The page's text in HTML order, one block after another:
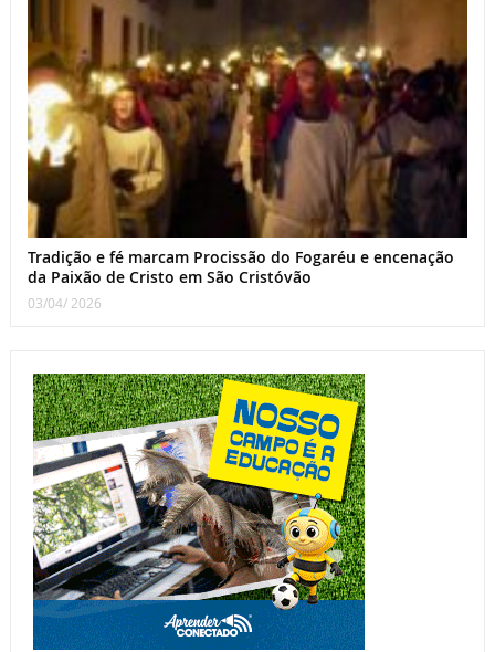
Tradição e fé marcam Procissão do Fogaréu e encenação
da Paixão de Cristo em São Cristóvão
03/04/ 2026